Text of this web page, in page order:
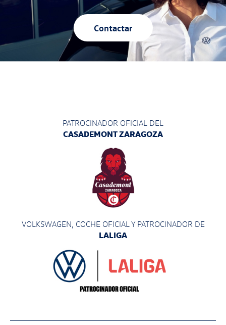
Contactar
PATROCINADOR OFICIAL DEL
CASADEMONT ZARAGOZA
VOLKSWAGEN, COCHE OFICIAL Y PATROCINADOR DE
LALIGA